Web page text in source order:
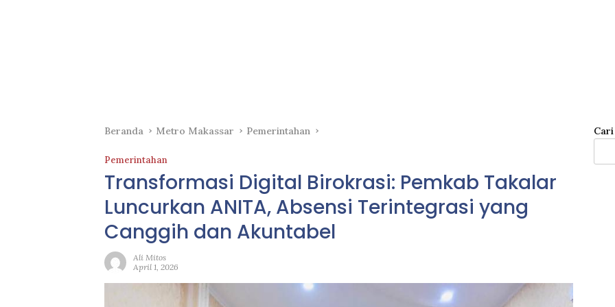
Beranda Metro Makassar Pemerintahan
Pemerintahan
Transformasi Digital Birokrasi: Pemkab Takalar
Luncurkan ANITA, Absensi Terintegrasi yang
Canggih dan Akuntabel
Ali Mitos
April 1, 2026
Cari